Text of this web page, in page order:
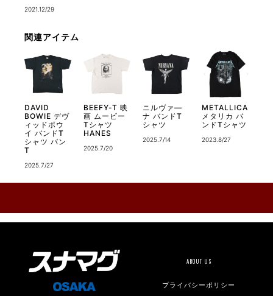
2021.12/29
関連アイテム
DAVID
BOWIE デヴ
ィッドボウ
イ バンドT
シャツ バン
T
2025.7/27
BEEFY-T 映
画 ムービー
Tシャツ
HANES
2025.7/20
ニルヴァ―
ナ バンドT
シャツ
2025.7/14
METALLICA
メタリカ バ
ンドTシャツ
2023.8/27
ABOUT US
プライバシーポリシー